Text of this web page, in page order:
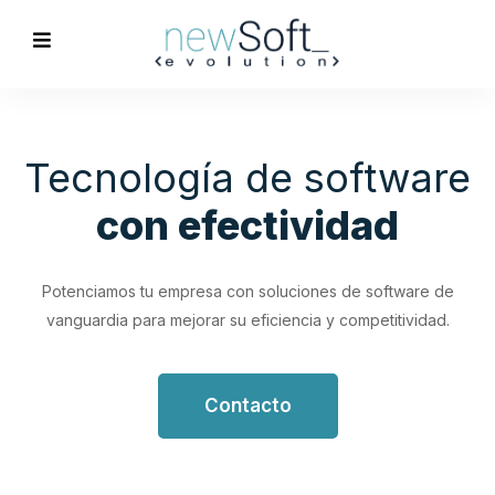
Optimización de
Procesos
trabajo.